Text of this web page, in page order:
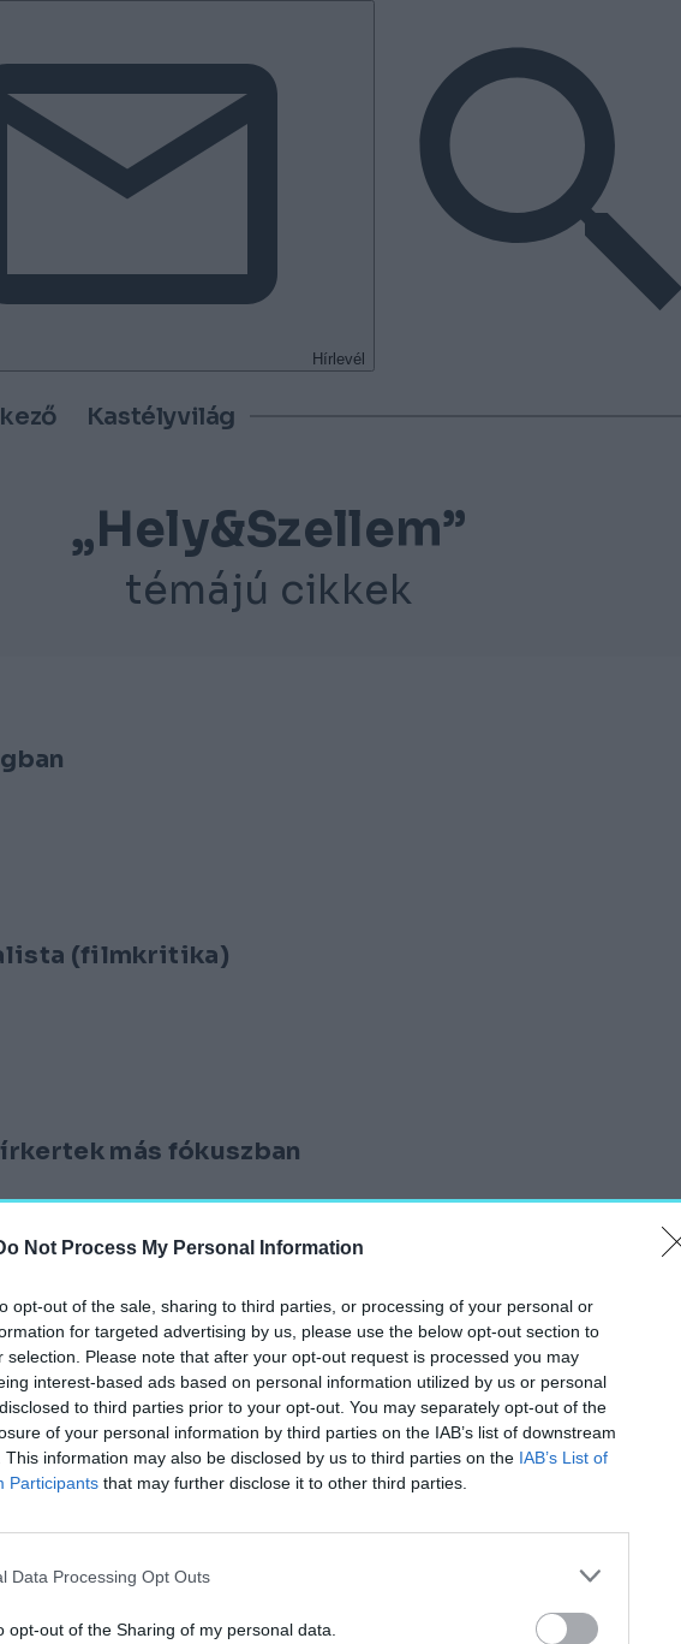
Not Process My Personal Information
opt-out of the sale, sharing to third parties, or processing of your personal or
for targeted advertising by us, please use the below opt-out section to
selection. Please note that after your opt-out request is processed you may
interest-based ads based on personal information utilized by us or personal
to third parties prior to your opt-out. You may separately opt-out of the
of your personal information by third parties on the IAB’s list of downstream
This information may also be disclosed by us to third parties on the IAB’s List of
Participants that may further disclose it to other third parties.
Data Processing Opt Outs
opt-out of the Sharing of my personal data.
Hírlevél
Kastélyvilág
„Hely&Szellem”
témájú cikkek
(filmkritika)
más fókuszban
különleges atmoszférája